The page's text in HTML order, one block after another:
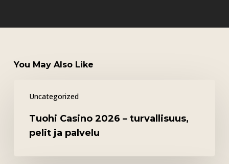
You May Also Like
Uncategorized
Casino
turvallisuus,
Tuohi Casino 2026 – turvallisuus,
pelit ja palvelu